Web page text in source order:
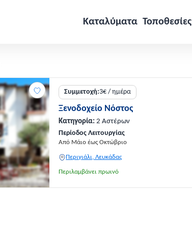
Καταλύματα Τοποθεσίες
Συμμετοχή:3€ / ημέρα
Ξενοδοχείο Νόστος
Κατηγορία: 2 Αστέρων
Περίοδος Λειτουργίας
Από Μάιο έως Οκτώβριο
Περιγιάλι, Λευκάδας
Περιλαμβάνει πρωινό